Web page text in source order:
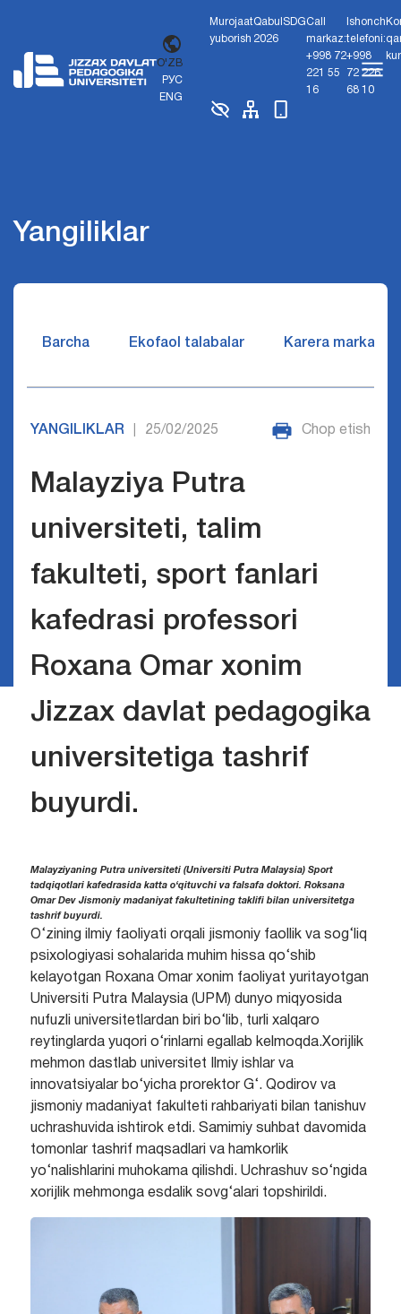
O'ZB
РУС
ENG
Murojaat
yuborish
Qabul
2026
SDGCall
markaz:
+998 72
221 55
16
Ishonch
telefoni:
+998
72 226
68 10
Yangiliklar
Barcha Ekofaol talabalar Karera markazi
YANGILIKLAR 25/02/2025 Chop etish
Malayziya Putra
universiteti, talim
fakulteti, sport fanlari
kafedrasi professori
Roxana Omar xonim
Jizzax davlat pedagogika
universitetiga tashrif
buyurdi.
Malayziyaning Putra universiteti (Universiti Putra Malaysia) Sport
tadqiqotlari kafedrasida katta o‘qituvchi va falsafa doktori. Roksana
Omar Dev Jismoniy madaniyat fakultetining taklifi bilan universitetga
tashrif buyurdi.
O‘zining ilmiy faoliyati orqali jismoniy faollik va sog‘liq
psixologiyasi sohalarida muhim hissa qo‘shib
kelayotgan Roxana Omar xonim faoliyat yuritayotgan
Universiti Putra Malaysia (UPM) dunyo miqyosida
nufuzli universitetlardan biri bo‘lib, turli xalqaro
reytinglarda yuqori o‘rinlarni egallab kelmoqda.Xorijlik
mehmon dastlab universitet Ilmiy ishlar va
innovatsiyalar bo‘yicha prorektor G‘. Qodirov va
jismoniy madaniyat fakulteti rahbariyati bilan tanishuv
uchrashuvida ishtirok etdi. Samimiy suhbat davomida
tomonlar tashrif maqsadlari va hamkorlik
yo‘nalishlarini muhokama qilishdi. Uchrashuv so‘ngida
xorijlik mehmonga esdalik sovg‘alari topshirildi.